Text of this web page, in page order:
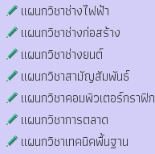
แผนกวิชาช่างไฟฟ้า
แผนกวิชาช่างก่อสร้าง
แผนกวิชาช่างยนต์
แผนกวิชาสามัญสัมพันธ์
แผนกวิชาคอมพิวเตอร์กราฟิก
แผนกวิชาการตลาด
แผนกวิชาเทคนิคพื้นฐาน